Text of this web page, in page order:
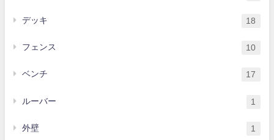
デッキ 18
フェンス 10
ベンチ 17
ルーバー 1
外壁 1